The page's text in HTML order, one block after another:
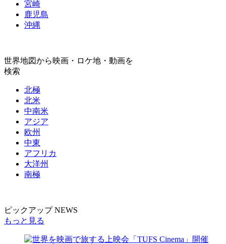
宮崎
鹿児島
沖縄
世界地図から映画・ロケ地・動画を
検索
北極
北米
中南米
アジア
欧州
中東
アフリカ
大洋州
南極
ピックアップ NEWS
もっと見る